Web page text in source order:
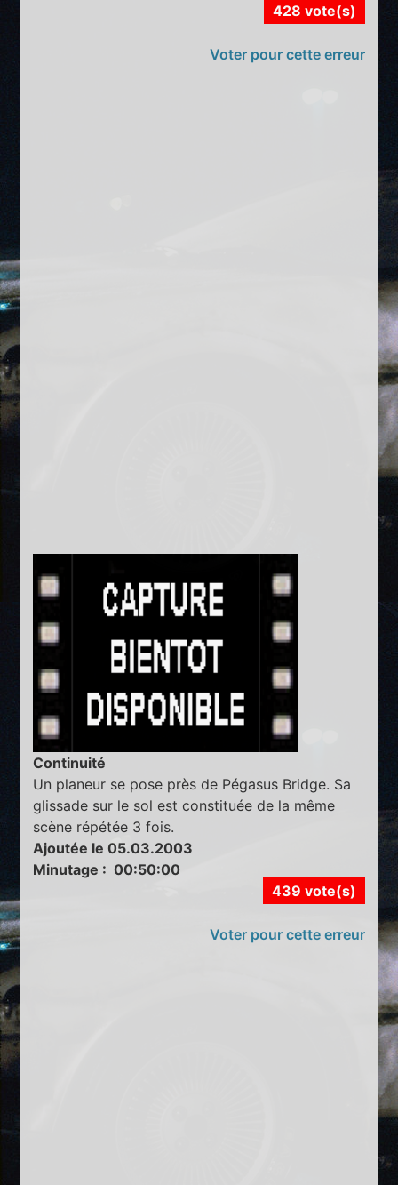
428 vote(s)
Voter pour cette erreur
Continuité
Un planeur se pose près de Pégasus Bridge. Sa
glissade sur le sol est constituée de la même
scène répétée 3 fois.
Ajoutée le 05.03.2003
Minutage : 00:50:00
439 vote(s)
Voter pour cette erreur